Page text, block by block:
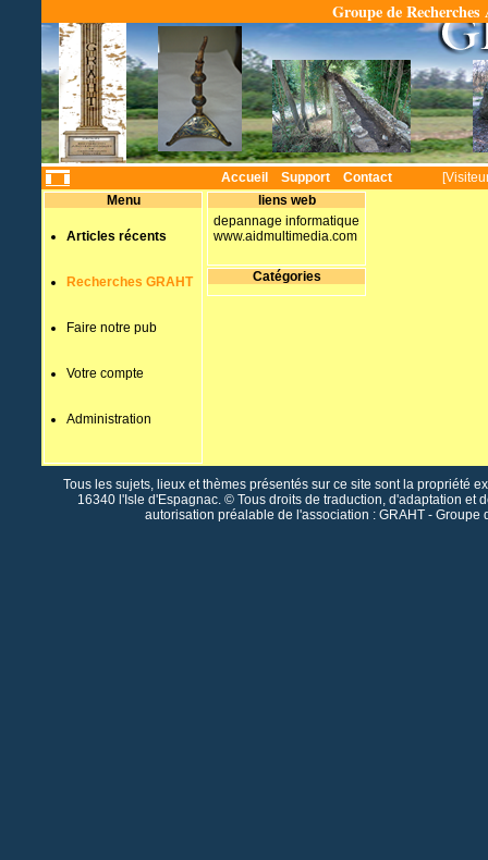
Groupe de
Accueil Support Contact
Menu
Articles récents
Recherches GRAHT
Faire notre pub
Votre compte
Administration
liens web
depannage informatique
www.aidmultimedia.com
Catégories
Tous les sujets, lieux et thèmes présentés sur ce site sont la propriété
16340 l'Isle d'Espagnac. © Tous droits de traduction, d'adaptation et
autorisation préalable de l'association : GRAHT -